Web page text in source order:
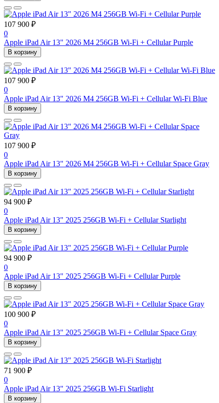
107 900 ₽
0
Apple iPad Air 13" 2026 M4 256GB Wi-Fi + Cellular Purple
В корзину
107 900 ₽
0
Apple iPad Air 13" 2026 M4 256GB Wi-Fi + Cellular Wi-Fi Blue
В корзину
107 900 ₽
0
Apple iPad Air 13" 2026 M4 256GB Wi-Fi + Cellular Space Gray
В корзину
94 900 ₽
0
Apple iPad Air 13" 2025 256GB Wi-Fi + Cellular Starlight
В корзину
94 900 ₽
0
Apple iPad Air 13" 2025 256GB Wi-Fi + Cellular Purple
В корзину
100 900 ₽
0
Apple iPad Air 13" 2025 256GB Wi-Fi + Cellular Space Gray
В корзину
71 900 ₽
0
Apple iPad Air 13" 2025 256GB Wi-Fi Starlight
В корзину